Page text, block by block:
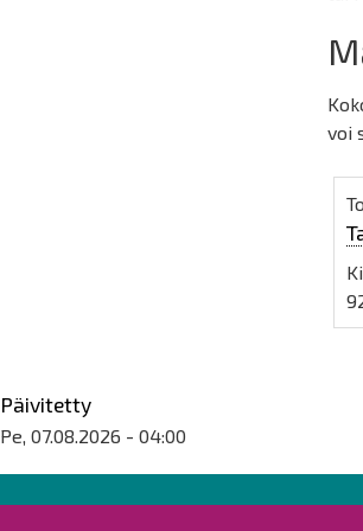
voi
Päivitetty
Pe, 07.08.2026 - 04:00